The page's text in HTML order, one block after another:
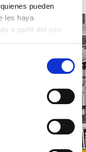
pueden
les haya
a partir del uso